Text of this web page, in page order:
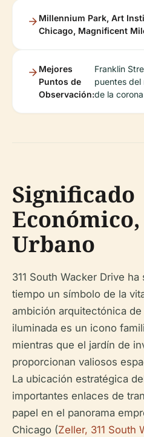
Millennium Park, Art
Chicago, Magnificent
Mejores
Puntos de
Observación:
Franklin
puentes del
de la
Significado
Urbano
311 South Wacker Drive
tiempo un símbolo de la
ambición arquitectónica
iluminada es un icono
mientras que el jardín de
proporcionan valiosos
La ubicación estratégica
importantes enlaces de
papel en el panorama
Chicago (Zeller, 311 South